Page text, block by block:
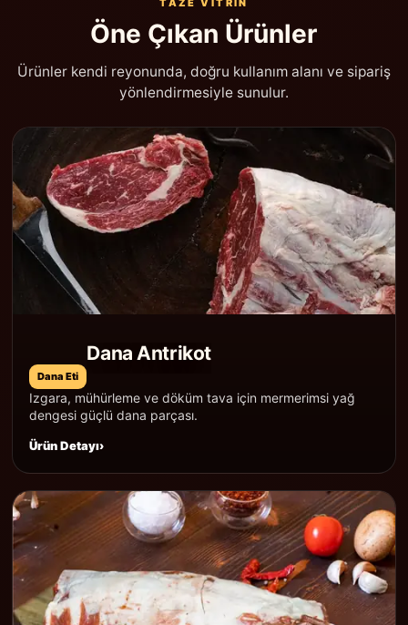
TAZE VITRIN
Öne Çıkan Ürünler
Ürünler kendi reyonunda, doğru kullanım alanı ve sipariş
yönlendirmesiyle sunulur.
Dana Eti
Dana Antrikot
Izgara, mühürleme ve döküm tava için mermerimsi yağ
dengesi güçlü dana parçası.
Ürün Detayı